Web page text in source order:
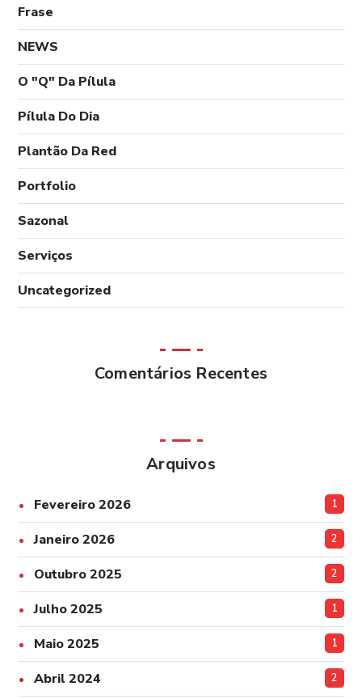
Frase
NEWS
O "Q" Da Pílula
Pílula Do Dia
Plantão Da Red
Portfolio
Sazonal
Serviços
Uncategorized
Comentários Recentes
Arquivos
Fevereiro 2026 1
Janeiro 2026 2
Outubro 2025 2
Julho 2025 1
Maio 2025 1
Abril 2024 2